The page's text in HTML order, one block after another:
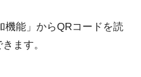
機能」からQRコードを読
ます。